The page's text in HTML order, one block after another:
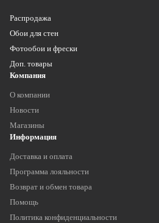
Распродажа
Обои для стен
Фотообои и фрески
Доп. товары
Компания
О компании
Новости
Магазины
Информация
Доставка и оплата
Программа лояльности
Возврат и обмен товара
Помощь
Политика конфиденциальности